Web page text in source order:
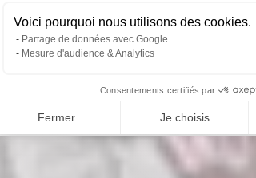
Voici pourquoi nous utilisons des cookies.
Partage de données avec Google
Mesure d'audience & Analytics
Consentements certifiés par
Fermer Je choisis
Bonnets